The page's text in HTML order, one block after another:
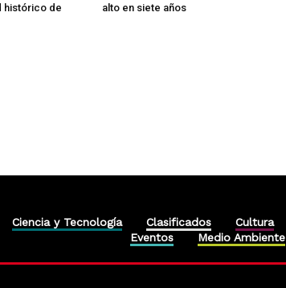
histórico de
alto en siete años
Ciencia y Tecnología Clasificados Cultura
Eventos
Medio Ambiente